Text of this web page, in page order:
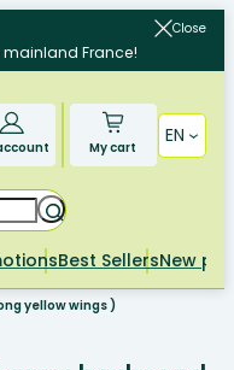
Close
mainland France!
My cart
EN
Best SellersNew
yellow wings )